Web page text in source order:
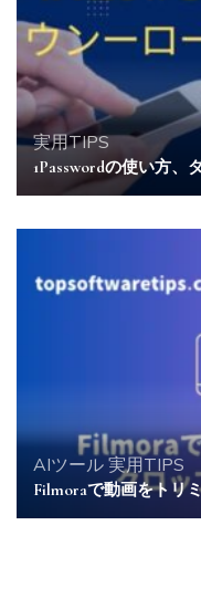
実用TIPS
1Passwordの使い方、
AIツール実用TIPS
Filmoraで動画をトリ